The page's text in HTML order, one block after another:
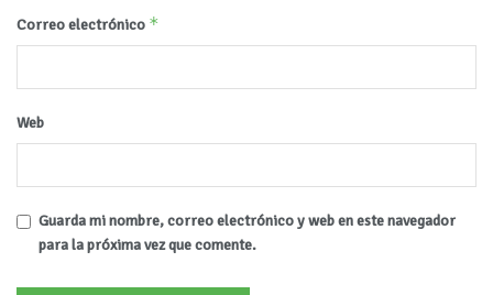
Correo electrónico *
Web
Guarda mi nombre, correo electrónico y web en este navegador
para la próxima vez que comente.